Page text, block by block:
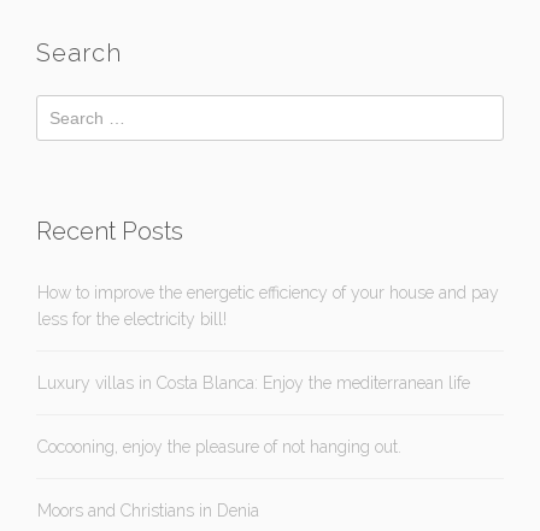
Search
Recent Posts
How to improve the energetic efficiency of your house and pay
less for the electricity bill!
Luxury villas in Costa Blanca: Enjoy the mediterranean life
Cocooning, enjoy the pleasure of not hanging out.
Moors and Christians in Denia